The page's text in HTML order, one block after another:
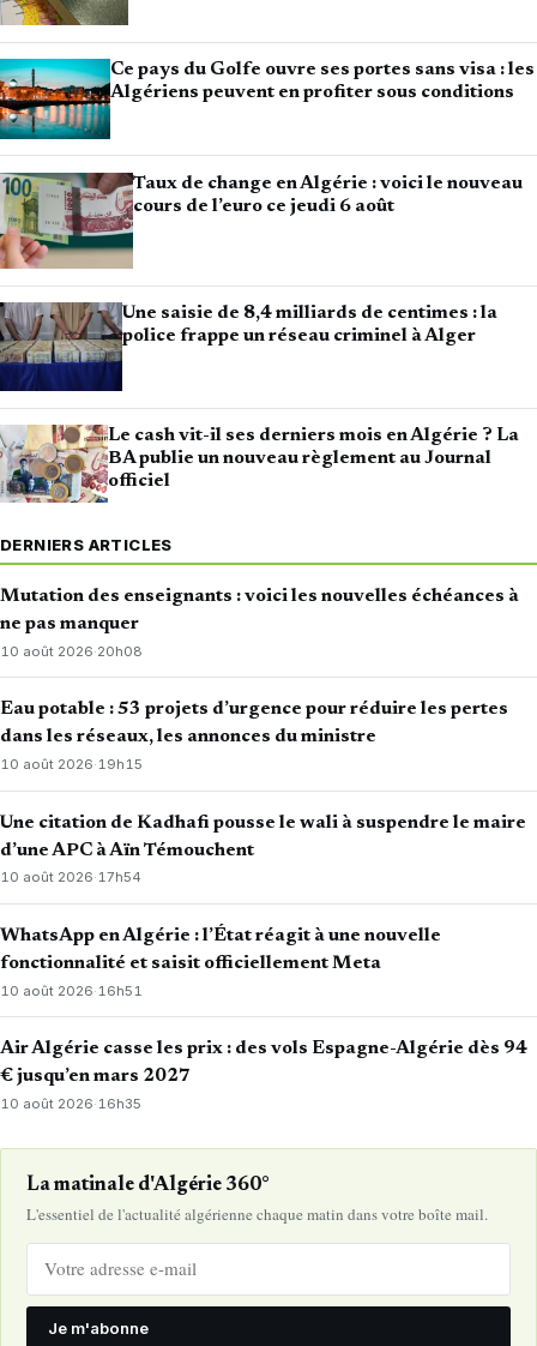
Ce pays du Golfe ouvre ses portes sans visa : les
Algériens peuvent en profiter sous conditions
Taux de change en Algérie : voici le nouveau
cours de l’euro ce jeudi 6 août
Une saisie de 8,4 milliards de centimes : la
police frappe un réseau criminel à Alger
Le cash vit-il ses derniers mois en Algérie ? La
BA publie un nouveau règlement au Journal
officiel
DERNIERS ARTICLES
Mutation des enseignants : voici les nouvelles échéances à
ne pas manquer
10 août 2026·20h08
Eau potable : 53 projets d’urgence pour réduire les pertes
dans les réseaux, les annonces du ministre
10 août 2026·19h15
Une citation de Kadhafi pousse le wali à suspendre le maire
d’une APC à Aïn Témouchent
10 août 2026·17h54
WhatsApp en Algérie : l’État réagit à une nouvelle
fonctionnalité et saisit officiellement Meta
10 août 2026· 16h51
Air Algérie casse les prix : des vols Espagne-Algérie dès 94
€ jusqu’en mars 2027
10 août 2026·16h35
La matinale d'Algérie 360°
L'essentiel de l'actualité algérienne chaque matin dans votre boîte mail.
Je m'abonne